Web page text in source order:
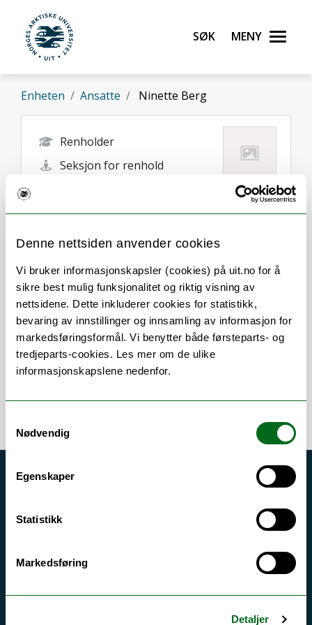
Denne nettsiden anvender cookies
Vi bruker informasjonskapsler (cookies) på uit.no for å
sikre best mulig funksjonalitet og riktig visning av
nettsidene. Dette inkluderer cookies for statistikk,
bevaring av innstillinger og innsamling av informasjon for
markedsføringsformål. Vi benytter både førsteparts- og
tredjeparts-cookies. Les mer om de ulike
informasjonskapslene nedenfor.
Nødvendig
Egenskaper
Statistikk
Markedsføring
Detaljer
Gå til hovedinnhold
UiT Norges arktiske universitet
Søk Meny
Enheten Ansatte Ninette Berg
Renholder
Seksjon for renhold
Tromsø
Om Forskning og undervisning
Akutt hjelp
Personvern ved UiT